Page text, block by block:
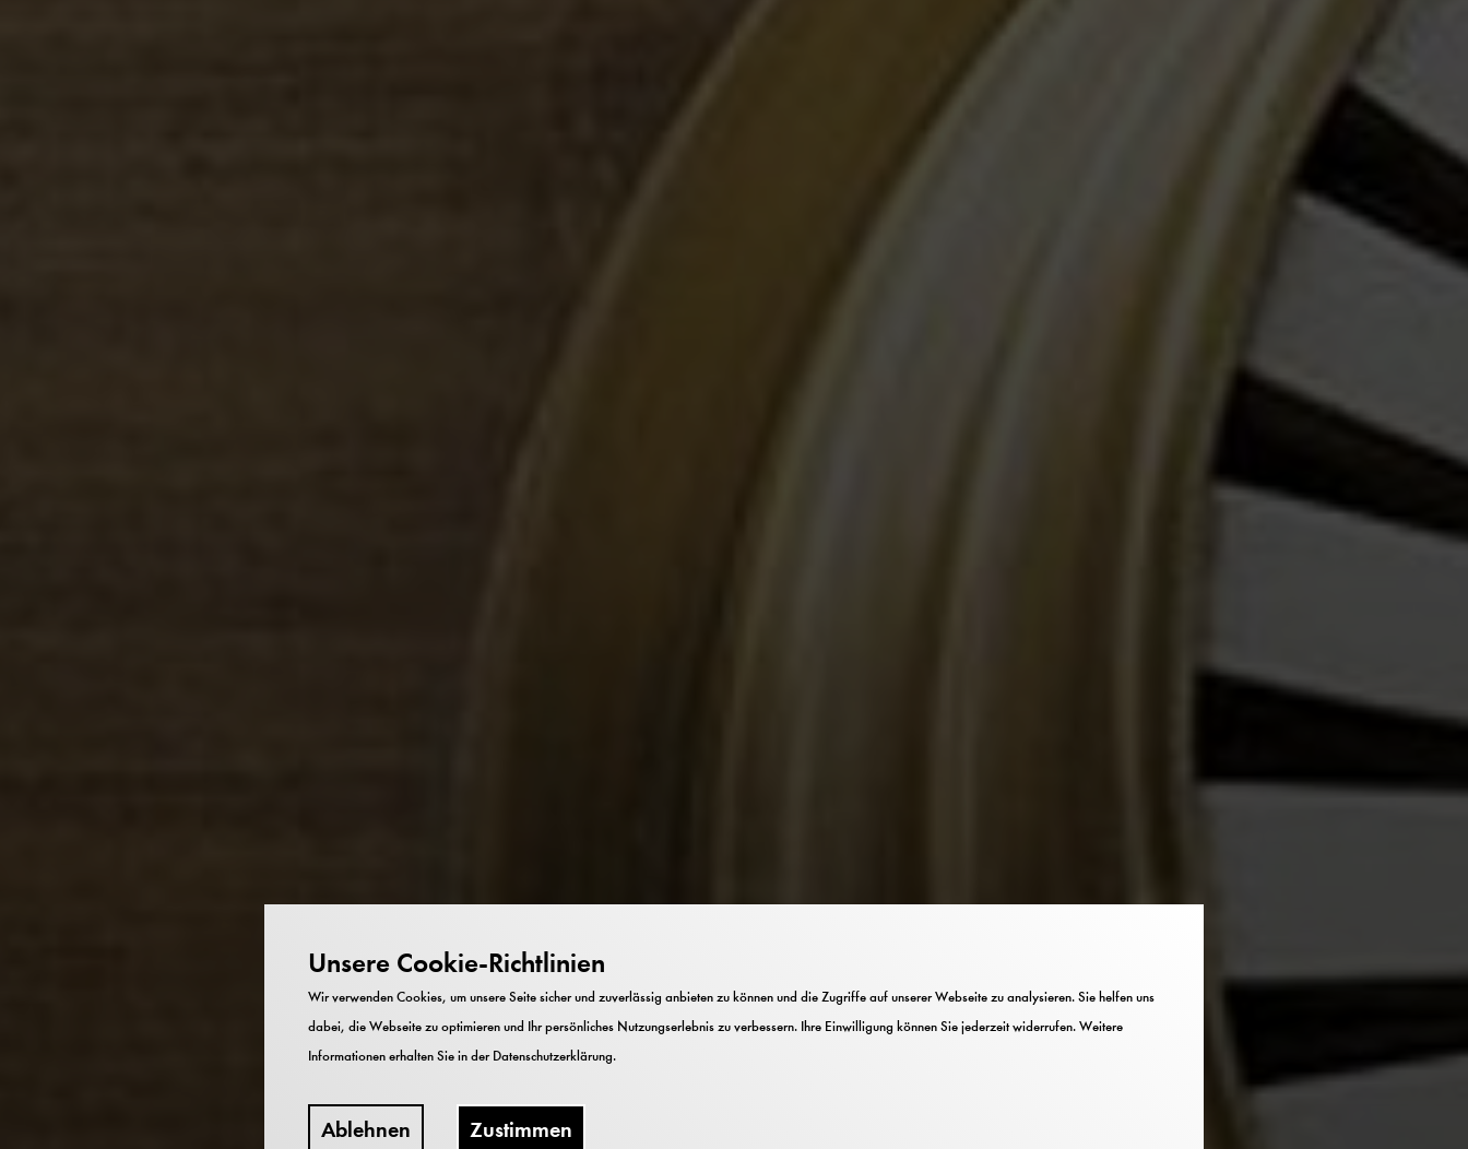
Unsere Cookie-Richtlinien
Wir verwenden Cookies, um unsere Seite sicher und zuverlässig anbieten zu können und die Zugriffe auf unserer Webseite zu analysieren. Sie helfen uns
dabei, die Webseite zu optimieren und Ihr persönliches Nutzungserlebnis zu verbessern. Ihre Einwilligung können Sie jederzeit widerrufen. Weitere
Informationen erhalten Sie in derDatenschutzerklärung.
Ablehnen Zustimmen